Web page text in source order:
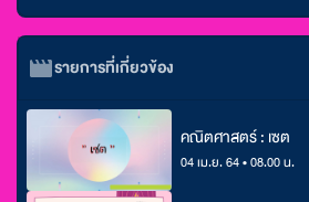
รายการที่เกี่ยวข้อง
คณิตศาสตร์ : เซต
04 เม.ย. 64 • 08.00 น.